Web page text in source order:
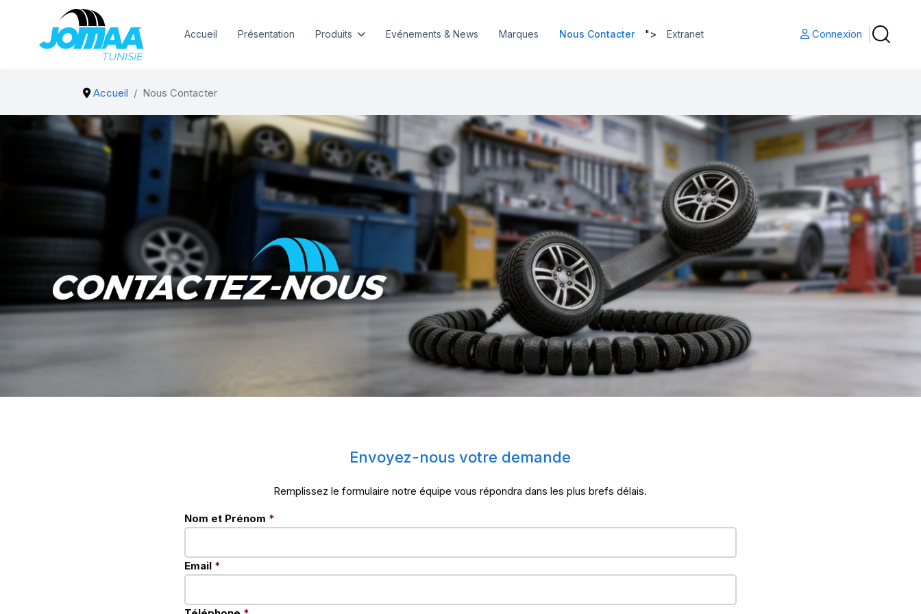
Accueil Présentation Produits Evénements & News Marques Nous Contacter "> Extranet Connexion
Accueil Nous Contacter
Envoyez-nous votre demande
Remplissez le formulaire notre équipe vous répondra dans les plus brefs délais.
Nom et Prénom *
Email*